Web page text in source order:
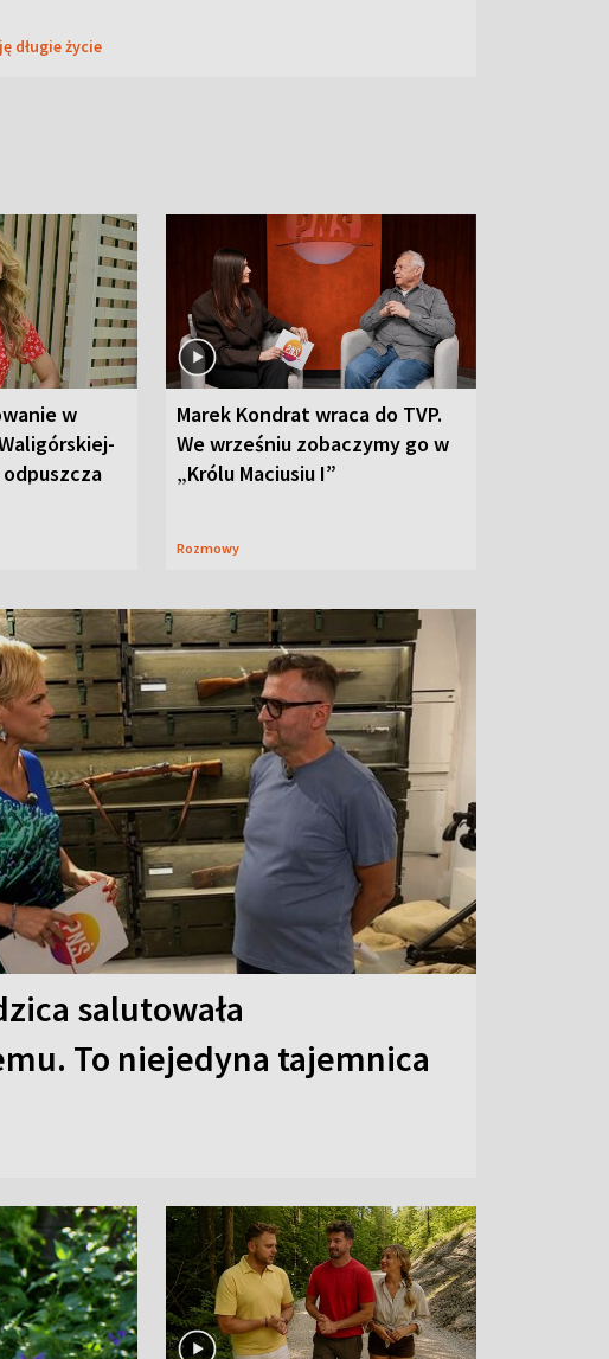
długie życie
w
Marek Kondrat wraca do TVP.
We wrześniu zobaczymy go w
„Królu Maciusiu I”
Rozmowy
salutowała
To niejedyna tajemnica